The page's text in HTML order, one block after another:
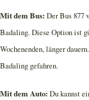
Mit dem Bus: Der Bus 877
Badaling. Diese Option ist
Wochenenden, länger
Badaling gefahren.
Mit dem Auto: Du kannst